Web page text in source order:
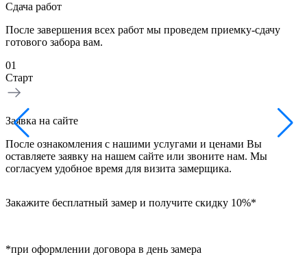
Сдача работ
После завершения всех работ мы проведем приемку-сдачу
готового забора вам.
01
Старт
Заявка на сайте
После ознакомления с нашими услугами и ценами Вы
оставляете заявку на нашем сайте или звоните нам. Мы
согласуем удобное время для визита замерщика.
Закажите бесплатный замер и получите скидку 10%*
*при оформлении договора в день замера